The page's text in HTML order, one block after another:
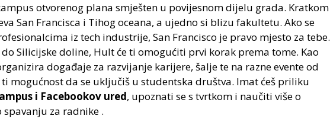
otvorenog plana smješten u povijesnom dijelu grada. Kratkom
San Francisca i Tihog oceana, a ujedno si blizu fakultetu. Ako se
iz tech industrije, San Francisco je pravo mjesto za tebe.
Silicijske doline, Hult će ti omogućiti prvi korak prema tome. Kao
događaje za razvijanje karijere, šalje te na razne evente od
mogućnost da se uključiš u studentska društva. Imat ćeš priliku
i Facebookov ured, upoznati se s tvrtkom i naučiti više o
za radnike .